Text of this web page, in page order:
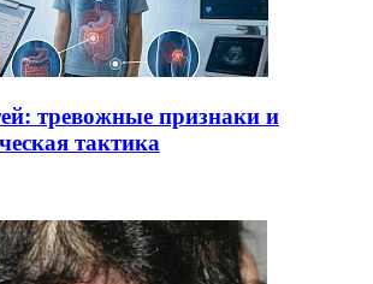
тревожные признаки и
тактика